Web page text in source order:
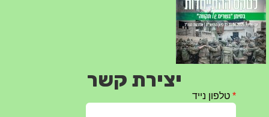
טקס ההתיחדות עם החללים לשנת 2025 – 10 יוני 2025
יצירת קשר